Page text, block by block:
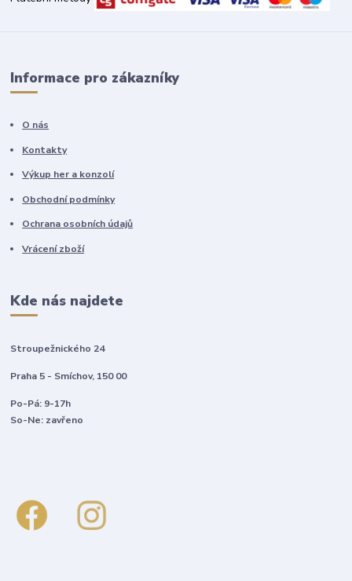
Informace pro zákazníky
O nás
Kontakty
Výkup her a konzolí
Obchodní podmínky
Ochrana osobních údajů
Vrácení zboží
Kde nás najdete
Stroupežnického 24
Praha 5 - Smíchov, 150 00
Po-Pá: 9-17h
So-Ne: zavřeno